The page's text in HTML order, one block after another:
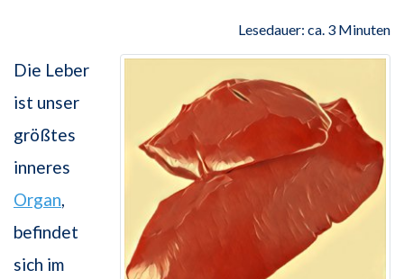
Lesedauer: ca. 3 Minuten
Die Leber
ist unser
größtes
inneres
Organ,
befindet
sich im